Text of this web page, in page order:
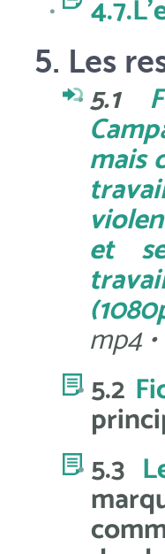
5. Les
5.1
mais
et
mp4
5.2
5.3